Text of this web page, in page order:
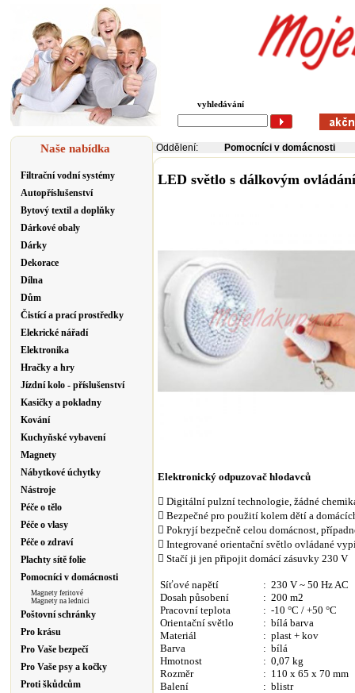
vyhledávání
Naše nabídka
Filtrační vodní systémy
Autopříslušenství
Bytový textil a doplňky
Dárkové obaly
Dárky
Dekorace
Dílna
Dům
Čistící a prací prostředky
Elekrické nářadí
Elektronika
Hračky a hry
Jízdní kolo - příslušenství
Kasičky a pokladny
Kování
Kuchyňské vybavení
Magnety
Nábytkové úchytky
Nástroje
Péče o tělo
Péče o vlasy
Péče o zdraví
Plachty sítě folie
Pomocníci v domácnosti
Magnety feritové
Magnety na lednici
Poštovní schránky
Pro krásu
Pro Vaše bezpečí
Pro Vaše psy a kočky
Proti škůdcům
Oddělení: Pomocníci v domácnosti
LED světlo s dálkovým
Elektronický odpuzovač hlodavců
 Digitální pulzní technologie, žádné
 Bezpečné pro použití kolem dětí a
 Pokryjí bezpečně celou domácnost,
 Integrované orientační světlo ovládané
 Stačí ji jen připojit domácí zásuvky 230 V
Síťové napětí
Dosah působení
Pracovní teplota
Orientační světlo
Materiál
Barva
Hmotnost
Rozměr
Balení
: 230 V ~ 50 Hz AC
: 200 m2
: -10 °C / +50 °C
: bílá barva
: plast + kov
: bílá
: 0,07 kg
: 110 x 65 x 70 mm
: blistr